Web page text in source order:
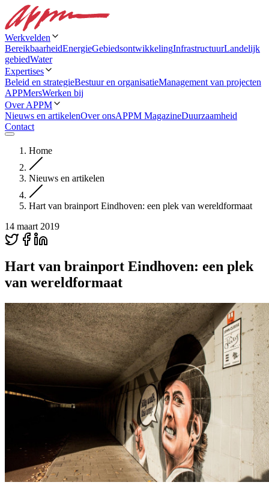
Werkvelden
BereikbaarheidEnergieGebiedsontwikkelingInfrastructuurLandelijk
gebiedWater
Expertises
Beleid en strategieBestuur en organisatieManagement van projecten
APPMersWerken bij
Over APPM
Nieuws en artikelenOver onsAPPM MagazineDuurzaamheid
Contact
Home
Nieuws en artikelen
Hart van brainport Eindhoven: een plek van wereldformaat
14 maart 2019
Hart van brainport Eindhoven: een plek
van wereldformaat